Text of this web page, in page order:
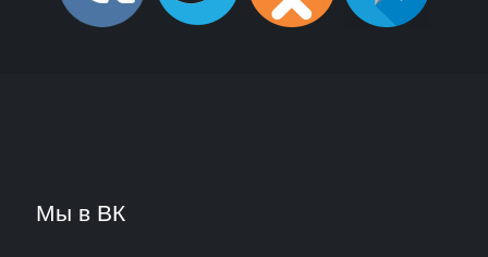
Мы в ВК